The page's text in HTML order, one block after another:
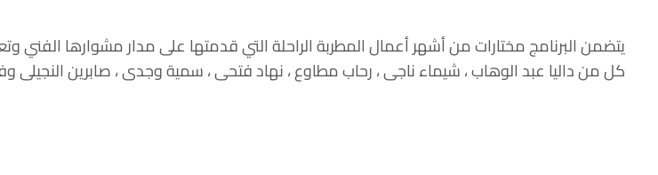
يتضمن البرنامج مختارات من أشهر أعمال المطربة الراحلة التي قدمتها على مدار مشوارها الفني
كل من داليا عبد الوهاب ، شيماء ناجى ، رحاب مطاوع ، نهاد فتحى ، سمية وجدى ، صابرين النجيلى